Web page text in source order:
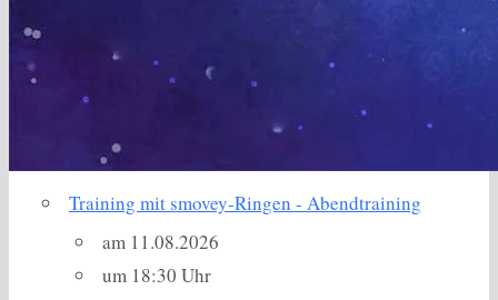
Training mit smovey-Ringen - Abendtraining
am 11.08.2026
um 18:30 Uhr